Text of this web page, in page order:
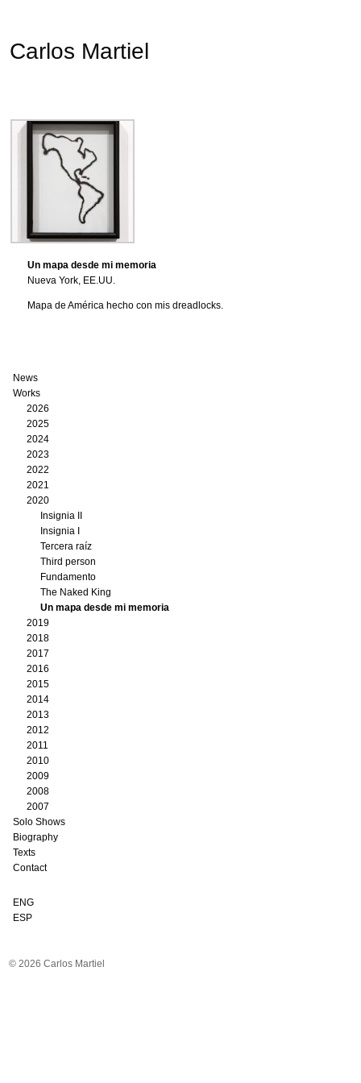
Carlos Martiel
Un mapa desde mi memoria
Nueva York, EE.UU.
Mapa de América hecho con mis dreadlocks.
News
Works
2026
2025
2024
2023
2022
2021
2020
Insignia II
Insignia I
Tercera raíz
Third person
Fundamento
The Naked King
Un mapa desde mi memoria
2019
2018
2017
2016
2015
2014
2013
2012
2011
2010
2009
2008
2007
Solo Shows
Biography
Texts
Contact
ENG
ESP
© 2026 Carlos Martiel